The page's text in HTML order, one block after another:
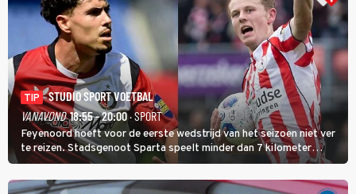
TIP
STUDIO SPORT VOETBAL
VANAVOND 18:55 - 20:00· SPORT
Feyenoord hoeft voor de eerste wedstrijd van het seizoen niet ver
te reizen. Stadsgenoot Sparta speelt minder dan 7 kilometer
verderop. Feyenoord trok de Spaanse spits Nacho Ferri aan van
KVC Westerlo uit België.